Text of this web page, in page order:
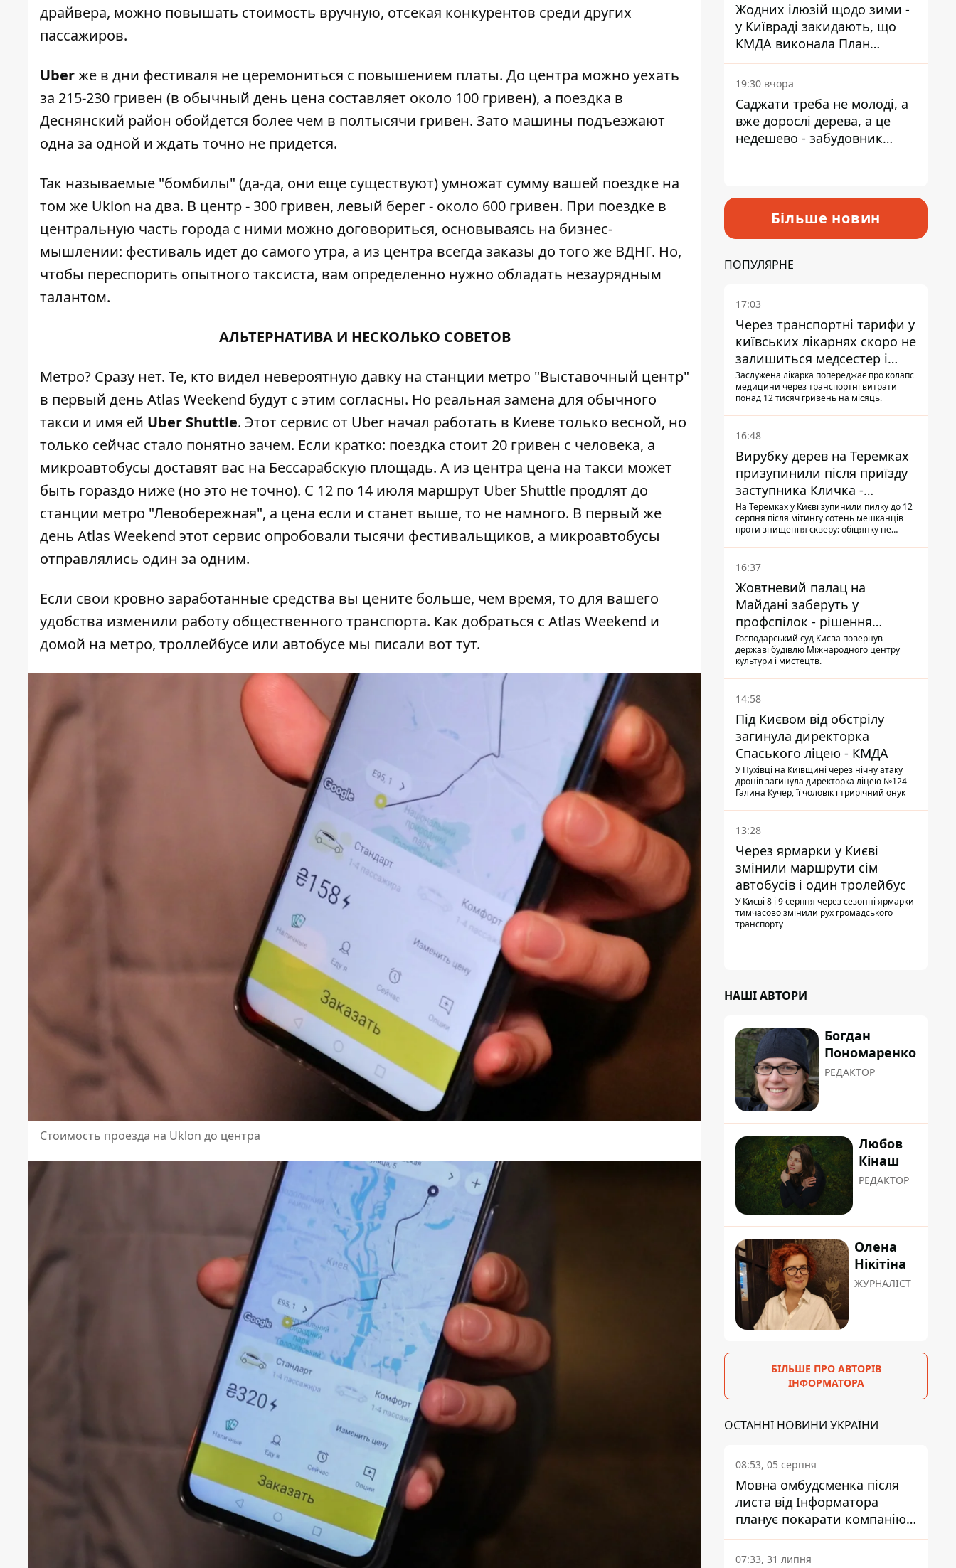
драйвера, можно повышать стоимость вручную, отсекая конкурентов среди других
пассажиров.
Uberже в дни фестиваля не церемониться с повышением платы. До центра можно уехать
за 215-230 гривен (в обычный день цена составляет около 100 гривен), а поездка в
Деснянский район обойдется более чем в полтысячи гривен. Зато машины подъезжают
одна за одной и ждать точно не придется.
Так называемые "бомбилы" (да-да, они еще существуют) умножат сумму вашей поездке на
том же Uklon на два. В центр - 300 гривен, левый берег - около 600 гривен. При поездке в
центральную часть города с ними можно договориться, основываясь на бизнес-
мышлении: фестиваль идет до самого утра, а из центра всегда заказы до того же ВДНГ. Но,
чтобы переспорить опытного таксиста, вам определенно нужно обладать незаурядным
талантом.
АЛЬТЕРНАТИВА И НЕСКОЛЬКО СОВЕТОВ
Метро? Сразу нет. Те, кто видел невероятную давку на станции метро "Выставочный центр"
в первый день Atlas Weekend будут с этим согласны. Но реальная замена для обычного
такси и имя ей Uber Shuttle. Этот сервис от Uber начал работать в Киеве только весной, но
только сейчас стало понятно зачем. Если кратко: поездка стоит 20 гривен с человека, а
микроавтобусы доставят вас на Бессарабскую площадь. А из центра цена на такси может
быть гораздо ниже (но это не точно). С 12 по 14 июля маршрут Uber Shuttle продлят до
станции метро "Левобережная", а цена если и станет выше, то не намного. В первый же
день Atlas Weekend этот сервис опробовали тысячи фестивальщиков, а микроавтобусы
отправлялись один за одним.
Если свои кровно заработанные средства вы цените больше, чем время, то для вашего
удобства изменили работу общественного транспорта. Как добраться с Atlas Weekend и
домой на метро, троллейбусе или автобусе мы писали вот тут.
Стоимость проезда на Uklon до центра
Жодних ілюзій щодо зими -
у Київраді закидають, що
КМДА виконала План
стійкості на 20%
19:30 вчора
Саджати треба не молоді, а
вже дорослі дерева, а це
недешево - забудовник
Більше новин
ПОПУЛЯРНЕ
17:03
Через транспортні тарифи у
київських лікарнях скоро не
залишиться медсестер і
санітарок - професор
Голубовська
Заслужена лікарка попереджає про колапс
медицини через транспортні витрати
понад 12 тисяч гривень на місяць.
16:48
Вирубку дерев на Теремках
призупинили після приїзду
заступника Кличка -
почався діалог
На Теремках у Києві зупинили пилку до 12
серпня після мітингу сотень мешканців
проти знищення скверу: обіцянку не
прибув налагодити комунікацію
16:37
Жовтневий палац на
Майдані заберуть у
профспілок - рішення
Господарського суду
Господарський суд Києва повернув
державі будівлю Міжнародного центру
культури і мистецтв.
14:58
Під Києвом від обстрілу
загинула директорка
Спаського ліцею - КМДА
У Пухівці на Київщині через нічну атаку
дронів загинула директорка ліцею №124
Галина Кучер, її чоловік і трирічний онук
13:28
Через ярмарки у Києві
змінили маршрути сім
автобусів і один тролейбус
У Києві 8 і 9 серпня через сезонні ярмарки
тимчасово змінили рух громадського
транспорту
НАШІ АВТОРИ
Богдан
Пономаренко
РЕДАКТОР
Любов
Кінаш
РЕДАКТОР
Олена
Нікітіна
ЖУРНАЛІСТ
БІЛЬШЕ ПРО АВТОРІВ
ІНФОРМАТОРА
ОСТАННІ НОВИНИ УКРАЇНИ
08:53, 05 серпня
Мовна омбудсменка після
листа від Інформатора
планує покарати компанію-
підрядника ПриватБанку
07:33, 31 липня